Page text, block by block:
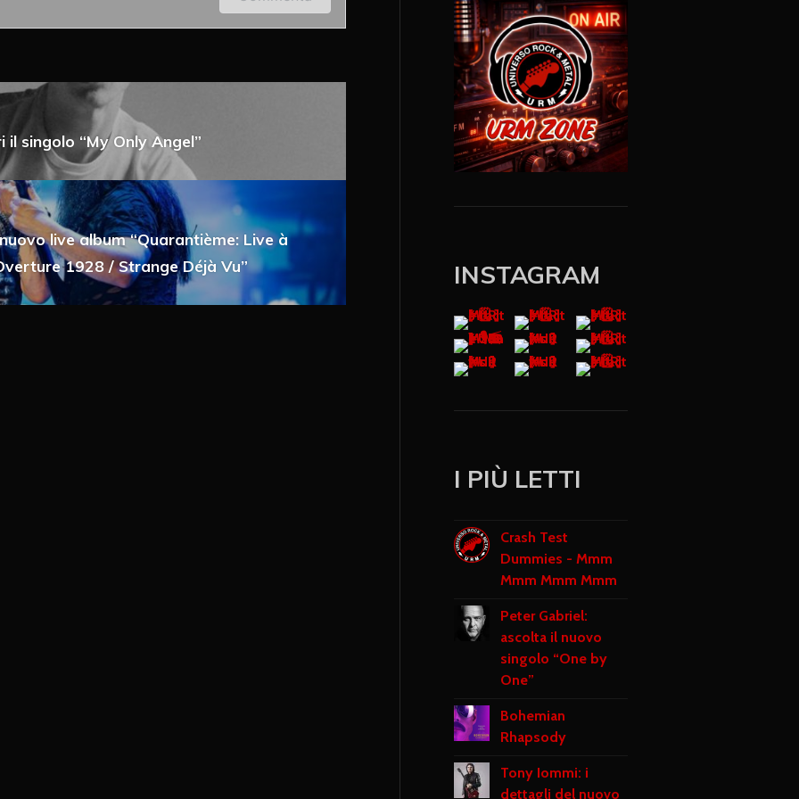
e-mail
e-mail
singolo “My Only Angel”
live album “Quarantième: Live à
1928 / Strange Déjà Vu”
INSTAGRAM
I PIÙ LETTI
Crash Test
Dummies - Mmm
Mmm Mmm Mmm
Peter Gabriel:
ascolta il nuovo
singolo “One by
One”
Bohemian
Rhapsody
Tony Iommi: i
dettagli del nuovo